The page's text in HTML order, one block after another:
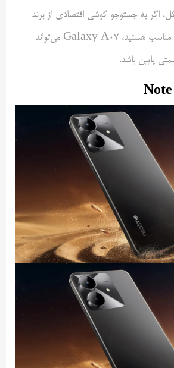
اگر به جستوجو گوشی اقتصادی از برند
معتبر با حمایتنرم‌افزاری مناسب هستید، Galaxy A07 می‌تواند
پایین باشد.